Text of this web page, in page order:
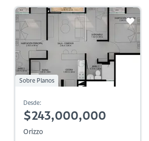
Sobre Planos
Desde:
$243,000,000
Orizzo